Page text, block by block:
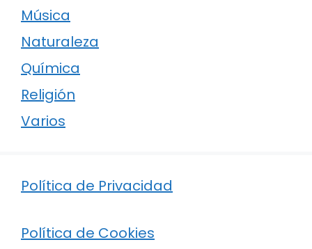
Música
Naturaleza
Química
Religión
Varios
Política de Privacidad
Política de Cookies